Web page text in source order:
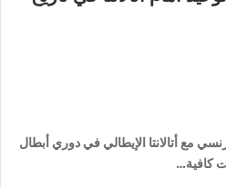
مع أتالانتا الإيطالي في دوري أبطال
كافية…